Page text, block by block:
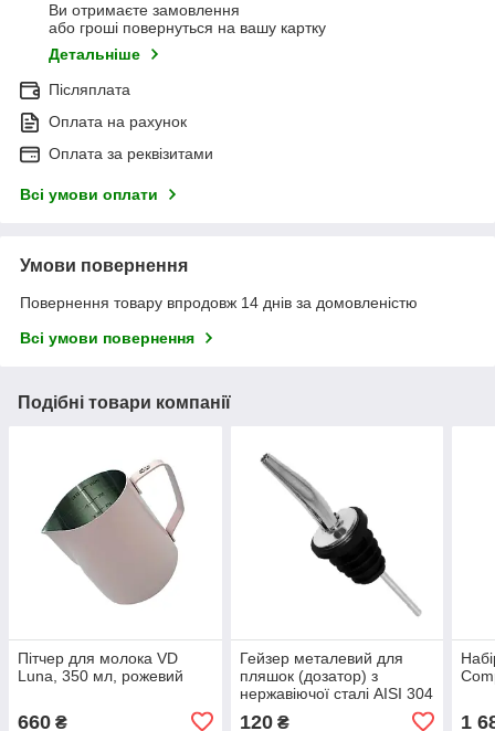
Ви отримаєте замовлення
або гроші повернуться на вашу картку
Детальніше
Післяплата
Оплата на рахунок
Оплата за реквізитами
Всі умови оплати
Умови повернення
Повернення товару впродовж 14 днів за домовленістю
Всі умови повернення
Подібні товари компанії
Пітчер для молока VD
Luna, 350 мл, рожевий
660 ₴
Гейзер металевий для
пляшок (дозатор) з
нержавіючої сталі AISI 304
120₴ 1